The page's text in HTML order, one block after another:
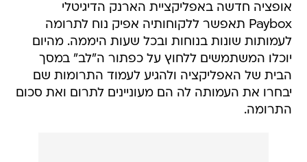
אופציה חדשה באפליקציית הארנק הדיגיטלי
Paybox תאפשר ללקוחותיה אפיק נוח לתרומה
לעמותות שונות בנוחות ובכל שעות היממה. מהיום
יוכלו המשתמשים ללחוץ על כפתור ה"לב" במסך
הבית של האפליקציה ולהגיע לעמוד התרומות שם
יבחרו את העמותה לה הם מעוניינים לתרום ואת סכום
התרומה.